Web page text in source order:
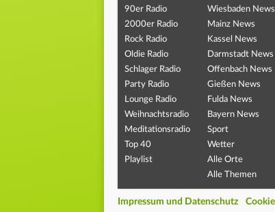
90er Radio
2000er Radio
Rock Radio
Oldie Radio
Schlager Radio
Party Radio
Lounge Radio
Weihnachtsradio
Meditationsradio
Top 40
Playlist
Wiesbaden News
Mainz News
Kassel News
Darmstadt News
Offenbach News
Gießen News
Fulda News
Bayern News
Sport
Wetter
Alle Orte
Alle Themen
Impressum und Datenschutz